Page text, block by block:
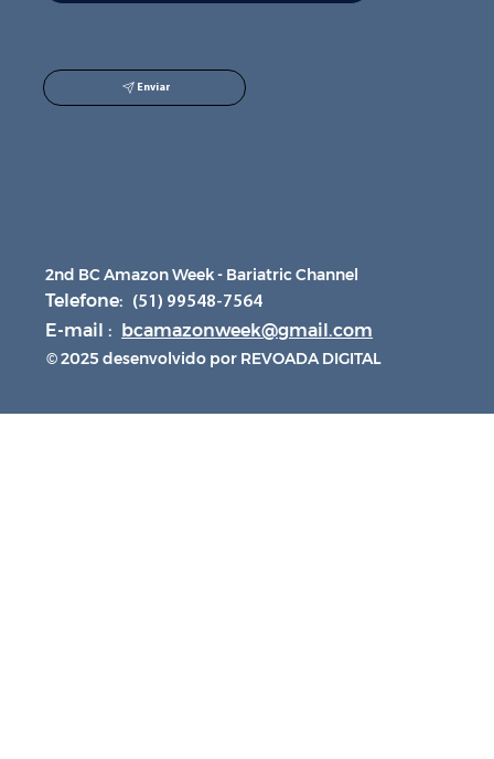
Enviar
2nd BC Amazon Week - Bariatric Channel
Telefone: (51) 99548-7564
E-mail : bcamazonweek@gmail.com
© 2025 desenvolvido por REVOADA DIGITAL